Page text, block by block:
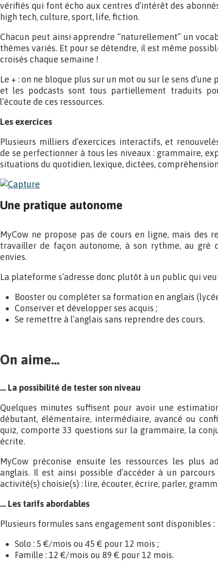
vérifiés qui font écho aux centres d’intérêt des
high tech, culture, sport, life, fiction.
Chacun peut ainsi apprendre “naturellement” un
thèmes variés. Et pour se détendre, il est même
croisés chaque semaine !
Le + : on ne bloque plus sur un mot ou sur le sens
et les podcasts sont tous partiellement traduits
l’écoute de ces ressources.
Les exercices
Plusieurs milliers d’exercices interactifs, et
de se perfectionner à tous les niveaux : grammaire,
situations du quotidien, lexique, dictées,
Une pratique autonome
MyCow ne propose pas de cours en ligne, mais des
travailler de façon autonome, à son rythme, au gré
envies.
La plateforme s’adresse donc plutôt à un public qui
Booster ou compléter sa formation en anglais
Conserver et développer ses acquis ;
Se remettre à l’anglais sans reprendre des cours.
On aime…
… La possibilité de tester son niveau
Quelques minutes suffisent pour avoir une
débutant, élémentaire, intermédiaire, avancé ou
quiz, comporte 33 questions sur la grammaire, la
écrite.
MyCow préconise ensuite les ressources les plus
anglais. Il est ainsi possible d’accéder à un
activité(s) choisie(s) : lire, écouter, écrire, parler,
… Les tarifs abordables
Plusieurs formules sans engagement sont disponibles :
Solo : 5 €/mois ou 45 € pour 12 mois ;
Famille : 12 €/mois ou 89 € pour 12 mois.